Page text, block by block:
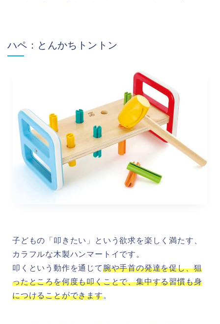
ハペ：とんかちトントン
子どもの「叩きたい」という欲求を楽しく満たす、
カラフルな木製ハンマートイです。
叩くという動作を通じて腕や手首の発達を促し、狙
ったところを何度も叩くことで、集中する習慣も身
につけることができます。